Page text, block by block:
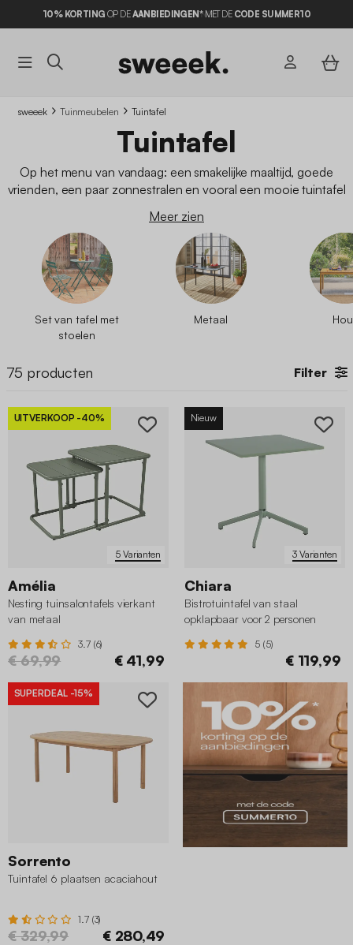
10% KORTING OP DEAANBIEDINGEN* MET DE CODE SUMMER10
sweeek Tuinmeubelen Tuintafel
Tuintafel
Op het menu van vandaag: een smakelijke maaltijd, goede
vrienden, een paar zonnestralen en vooral een mooie tuintafel
in alle vormen, kleuren en materialen, en kan bovendien
uitschuifbaarofinklapbaar zijn. In desweeek-catalogus
vindt u
een ruime keuze aan
goedkope tuintafelsen lage tuintafels.
Meer zien
Set van tafel met
stoelen
Metaal
75 producten Filter
5 Varianten
UITVERKOOP -40%
Amélia
Nesting tuinsalontafels vierkant
van metaal
3.7 (6)
€ 69,99 € 41,99
3 Varianten
Nieuw
Chiara
Bistrotuintafel van staal
opklapbaar voor 2 personen
5 (5)
€ 119,99
SUPERDEAL -15%
Sorrento
Tuintafel 6 plaatsen acaciahout
1.7 (3)
€ 329,99 € 280,49